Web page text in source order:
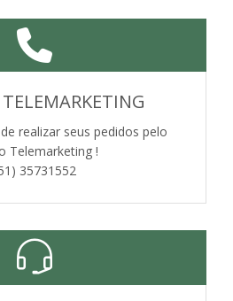
realizar seus pedidos pelo
Telemarketing !
35731552